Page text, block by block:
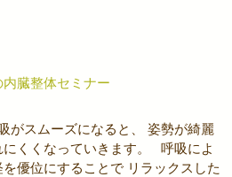
臓整体セミナー
がスムーズになると、 姿勢が綺麗
くくなっていきます。 呼吸によ
優位にすることで リラックスした